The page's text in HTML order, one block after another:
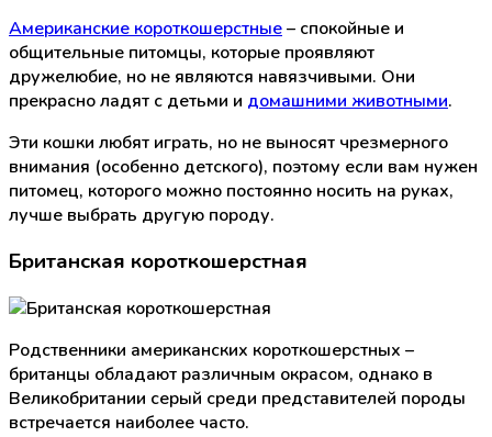
Американские короткошерстные– спокойные и
общительные питомцы, которые проявляют
дружелюбие, но не являются навязчивыми. Они
прекрасно ладят с детьми и домашними животными.
Эти кошки любят играть, но не выносят чрезмерного
внимания (особенно детского), поэтому если вам нужен
питомец, которого можно постоянно носить на руках,
лучше выбрать другую породу.
Британская короткошерстная
Родственники американских короткошерстных –
британцы обладают различным окрасом, однако в
Великобритании серый среди представителей породы
встречается наиболее часто.